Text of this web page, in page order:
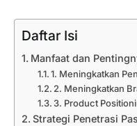
Daftar Isi
Manfaat dan
1. Meningkatkan
2. Meningkatkan
3. Product
Strategi Penetrasi